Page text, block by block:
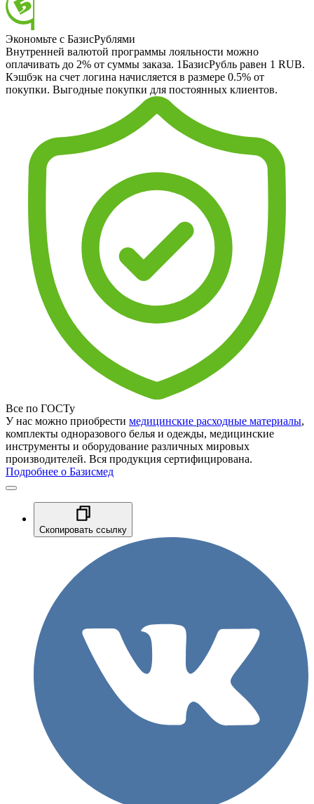
Экономьте с БазисРублями
Внутренней валютой программы лояльности можно
оплачивать до 2% от суммы заказа. 1БазисРубль равен 1 RUB.
Кэшбэк на счет логина начисляется в размере 0.5% от
покупки. Выгодные покупки для постоянных клиентов.
Все по ГОСТу
У нас можно приобрести медицинские расходные материалы,
комплекты одноразового белья и одежды, медицинские
инструменты и оборудование различных мировых
производителей. Вся продукция сертифицирована.
Подробнее о Базисмед
Скопировать ссылку